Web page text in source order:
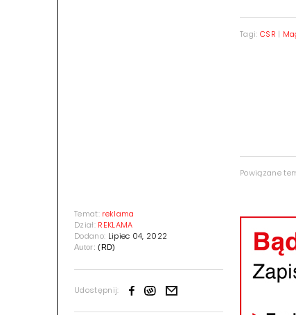
Temat: reklama
Dział: REKLAMA
Dodano: Lipiec 04, 2022
Autor:(RD)
Udostępnij:
Tagi: CSR |
Powiązane